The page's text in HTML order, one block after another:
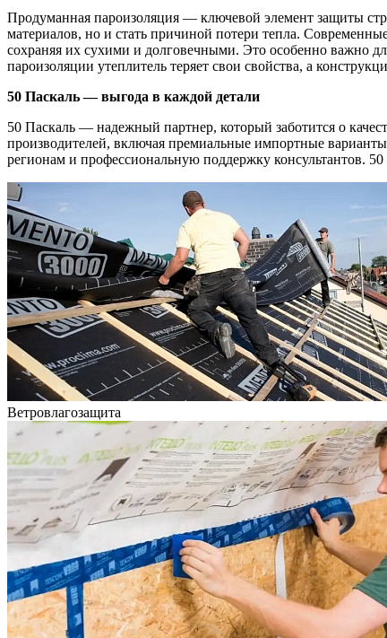
Продуманная пароизоляция — ключевой элемент защиты
материалов, но и стать причиной потери тепла.
сохраняя их сухими и долговечными. Это особенно важно
пароизоляции утеплитель теряет свои свойства, а
50 Паскаль — выгода в каждой детали
50 Паскаль — надежный партнер, который заботится о
производителей, включая премиальные импортные
регионам и профессиональную поддержку консультантов.
Ветровлагозащита